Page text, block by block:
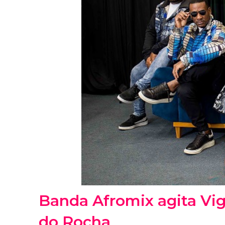
Banda Afromix agita